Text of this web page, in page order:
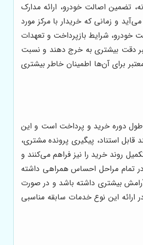
تضمین اصالت خودرو، ارائه مدارک
و زمانی که خریدار با مرکز مورد
شرایط بازپرداخت و تعهدات
دقت بیشتری به خرج دهند و نسبت
برای آن‌ها اطمینان خاطر بیشتری
طول دوره خرید و پرداخت است و این
استناد، پیگیری پرونده مشتری،
روند خرید را نیز فراهم می‌کنند و
تمام مراحل احساس همراهی داشته
بیشتری داشته باشد و در صورت
ارائه این نوع خدمات سابقه مناسبی